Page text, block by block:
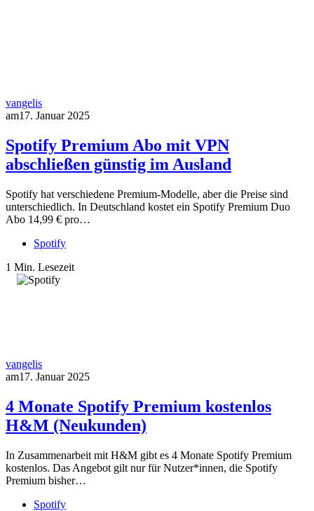
vangelis
am17. Januar 2025
Spotify Premium Abo mit VPN
abschließen günstig im Ausland
Spotify hat verschiedene Premium-Modelle, aber die Preise sind
unterschiedlich. In Deutschland kostet ein Spotify Premium Duo
Abo 14,99 € pro…
Spotify
1 Min. Lesezeit
vangelis
am17. Januar 2025
4 Monate Spotify Premium kostenlos
H&M (Neukunden)
In Zusammenarbeit mit H&M gibt es 4 Monate Spotify Premium
kostenlos. Das Angebot gilt nur für Nutzer*innen, die Spotify
Premium bisher…
Spotify